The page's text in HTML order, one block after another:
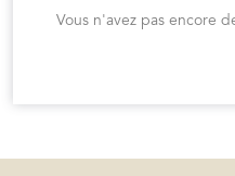
Vous n'avez pas encore